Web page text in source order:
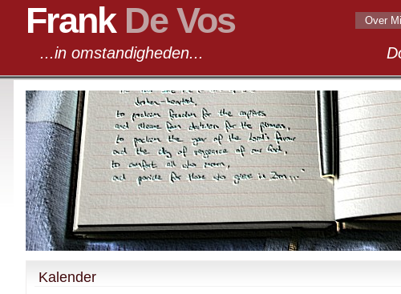
Frank De Vos
...in omstandigheden...
Over
Kalender